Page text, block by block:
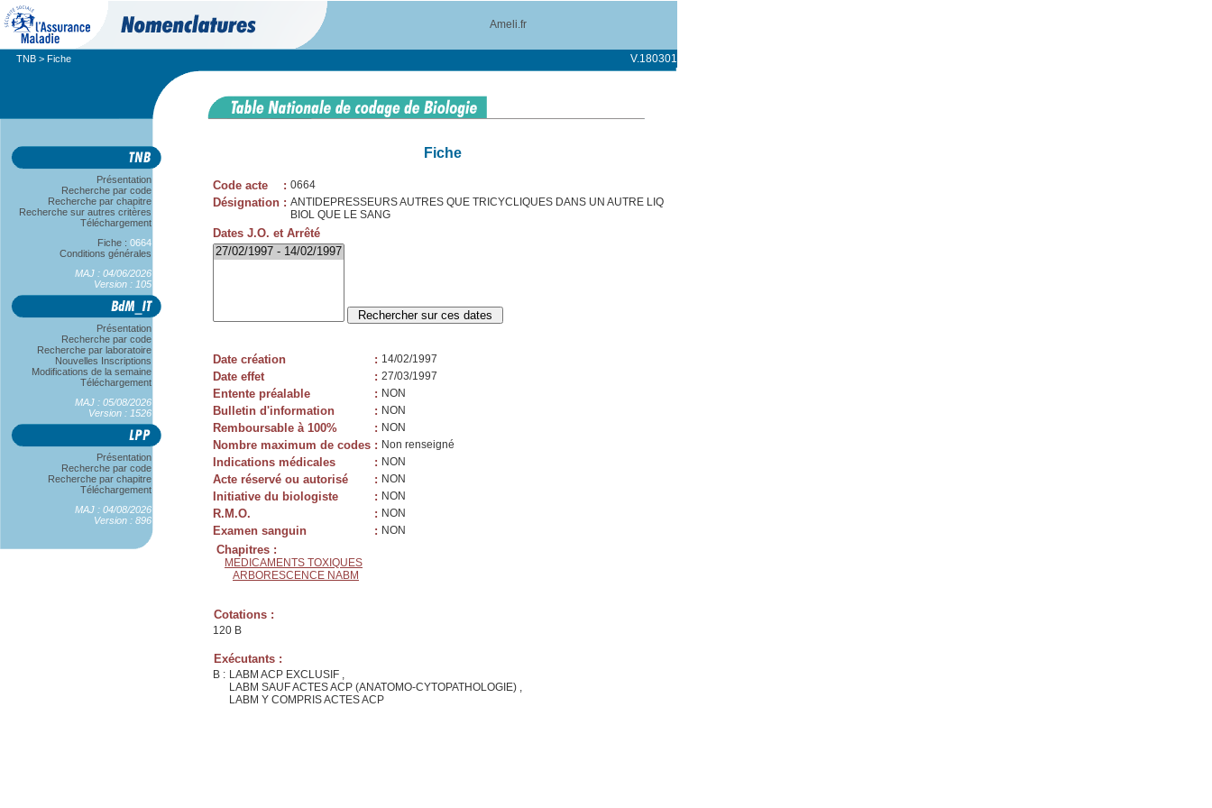
Ameli.fr
TNB > Fiche V.180301
Présentation
Recherche par code
Recherche par chapitre
Recherche sur autres critères
Téléchargement
Fiche : 0664
Conditions générales
MAJ : 04/06/2026
Version : 105
Présentation
Recherche par code
Recherche par laboratoire
Nouvelles Inscriptions
Modifications de la semaine
Téléchargement
MAJ : 05/08/2026
Version : 1526
Présentation
Recherche par code
Recherche par chapitre
Téléchargement
MAJ : 04/08/2026
Version : 896
Fiche
Code acte : 0664
Désignation : ANTIDEPRESSEURS AUTRES QUE TRICYCLIQUES DANS UN AUTRE LIQ
BIOL QUE LE SANG
Dates J.O. et Arrêté
Date création : 14/02/1997
Date effet : 27/03/1997
Entente préalable : NON
Bulletin d'information : NON
Remboursable à 100% : NON
Nombre maximum de codes : Non renseigné
Indications médicales : NON
Acte réservé ou autorisé : NON
Initiative du biologiste : NON
R.M.O. : NON
Examen sanguin : NON
Chapitres :
MEDICAMENTS TOXIQUES
ARBORESCENCE NABM
Cotations :
120 B
Exécutants :
B : LABM ACP EXCLUSIF ,
LABM SAUF ACTES ACP (ANATOMO-CYTOPATHOLOGIE) ,
LABM Y COMPRIS ACTES ACP